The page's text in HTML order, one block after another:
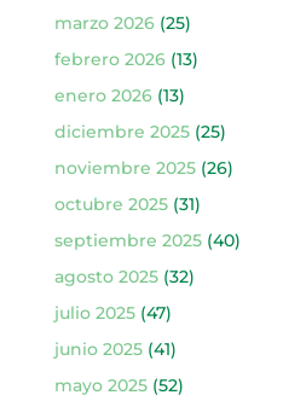
marzo 2026(25)
febrero 2026(13)
enero 2026(13)
diciembre 2025(25)
noviembre 2025(26)
octubre 2025(31)
septiembre 2025(40)
agosto 2025(32)
julio 2025(47)
junio 2025(41)
mayo 2025(52)